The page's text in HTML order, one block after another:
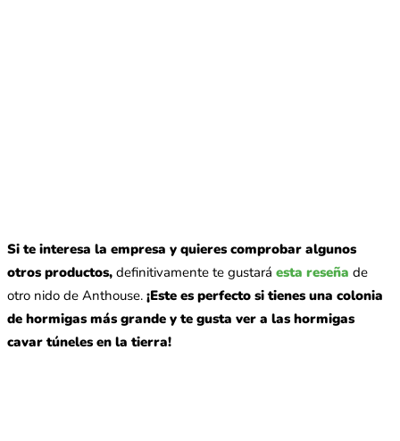
Si te interesa la empresa y quieres comprobar algunos
otros productos, definitivamente te gustará esta reseña de
otro nido de Anthouse. ¡Este es perfecto si tienes una colonia
de hormigas más grande y te gusta ver a las hormigas
cavar túneles en la tierra!